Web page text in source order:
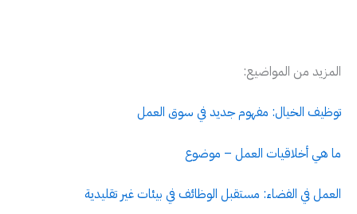
المزيد من المواضيع:
توظيف الخيال: مفهوم جديد في سوق العمل
ما هي أخلاقيات العمل – موضوع
العمل في الفضاء: مستقبل الوظائف في بيئات غير تقليدية